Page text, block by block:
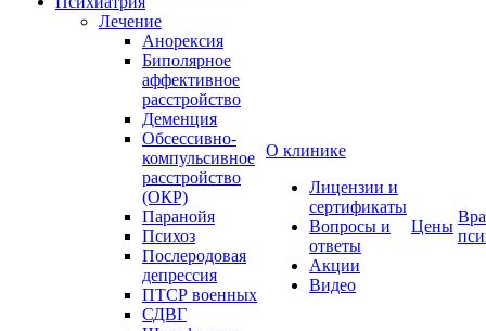
Лечение
Анорексия
Биполярное
аффективное
расстройство
Деменция
Обсессивно-
компульсивное
расстройство
(ОКР)
Паранойя
Психоз
Послеродовая
депрессия
ПТСР военных
СДВГ
О клинике
Лицензии и
сертификаты
Вопросы и
ответы
Акции
Видео
Цены